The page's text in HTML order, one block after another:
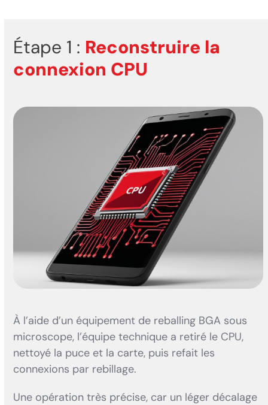
Étape 1 : Reconstruire la
connexion CPU
À l’aide d’un équipement de reballing BGA sous
microscope, l’équipe technique a retiré le CPU,
nettoyé la puce et la carte, puis refait les
connexions par rebillage.
Une opération très précise, car un léger décalage